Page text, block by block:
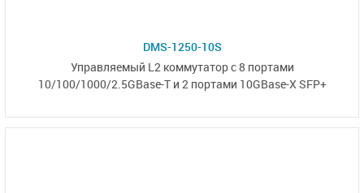
DMS-1250-10S
Управляемый L2коммутатор с 8 портами
10/100/1000/2.5GBase-T и 2 портами 10GBase-X SFP+